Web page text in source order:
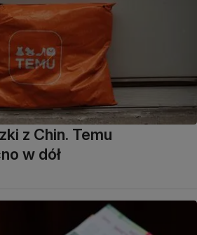
z Chin. Temu
w dół